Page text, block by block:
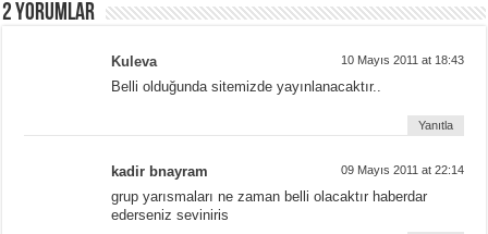
2 yorumlar
Kuleva 10 Mayıs 2011 at 18:43
Belli olduğunda sitemizde yayınlanacaktır..
Yanıtla
kadir bnayram 09 Mayıs 2011 at 22:14
grup yarısmaları ne zaman belli olacaktır haberdar
ederseniz seviniris